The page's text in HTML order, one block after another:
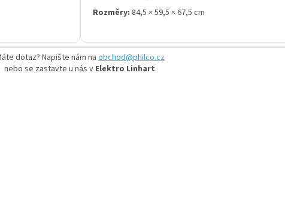
Rozměry: 84,5 × 59,5 × 67,5 cm
dotaz? Napište nám na obchod@philco.cz
nebo se zastavte u nás v Elektro Linhart.